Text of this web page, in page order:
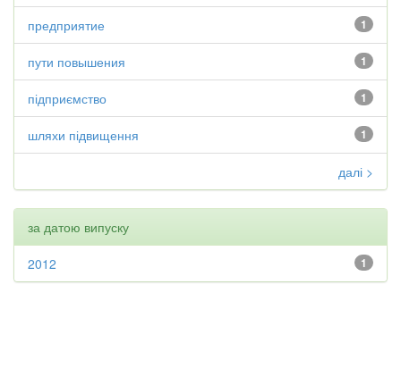
1
предприятие
1
пути повышения
1
підприємство
1
шляхи підвищення
далі >
за датою випуску
1
2012